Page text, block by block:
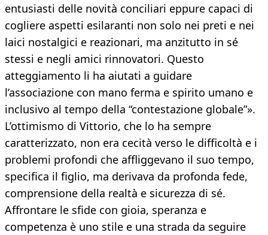
entusiasti delle novità conciliari eppure capaci di
cogliere aspetti esilaranti non solo nei preti e nei
laici nostalgici e reazionari, ma anzitutto in sé
stessi e negli amici rinnovatori. Questo
atteggiamento li ha aiutati a guidare
l’associazione con mano ferma e spirito umano e
inclusivo al tempo della “contestazione globale”».
L’ottimismo di Vittorio, che lo ha sempre
caratterizzato, non era cecità verso le difficoltà e i
problemi profondi che affliggevano il suo tempo,
specifica il figlio, ma derivava da profonda fede,
comprensione della realtà e sicurezza di sé.
Affrontare le sfide con gioia, speranza e
competenza è uno stile e una strada da seguire